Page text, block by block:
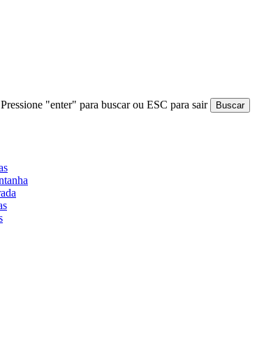
Pressione "enter" para buscar ou ESC para sair Buscar